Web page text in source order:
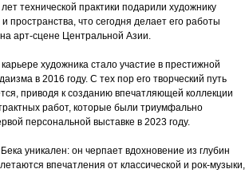
технической практики подарили художнику
пространства, что сегодня делает его работы
арт-сцене Центральной Азии.
художника стало участие в престижной
в 2016 году. С тех пор его творческий путь
приводя к созданию впечатляющей коллекции
работ, которые были триумфально
персональной выставке в 2023 году.
уникален: он черпает вдохновение из глубин
впечатления от классической и рок-музыки,